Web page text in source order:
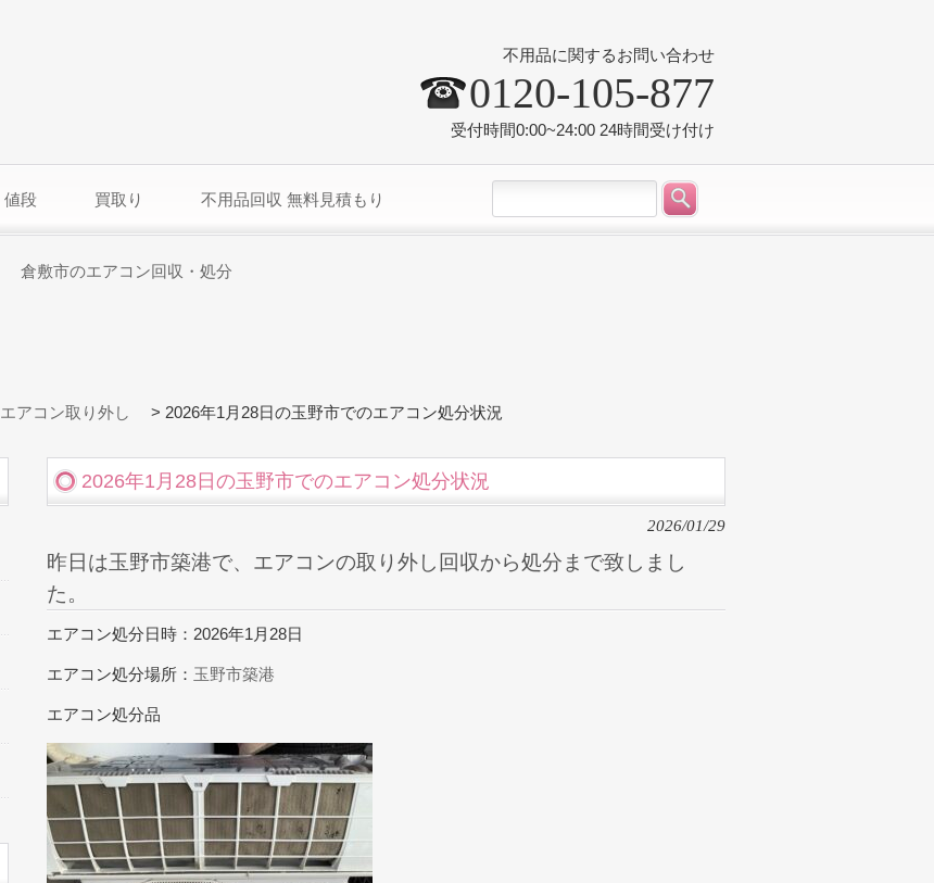
不用品に関するお問い合わせ
0120-105-877
受付時間0:00~24:00 24時間受け付け
値段 買取り 不用品回収 無料見積もり
倉敷市のエアコン回収・処分
エアコン取り外し > 2026年1月28日の玉野市でのエアコン処分状況
2026年1月28日の玉野市でのエアコン処分状況
2026/01/29
昨日は玉野市築港で、エアコンの取り外し回収から処分まで致しまし
た。
エアコン処分日時：2026年1月28日
エアコン処分場所： 玉野市築港
エアコン処分品